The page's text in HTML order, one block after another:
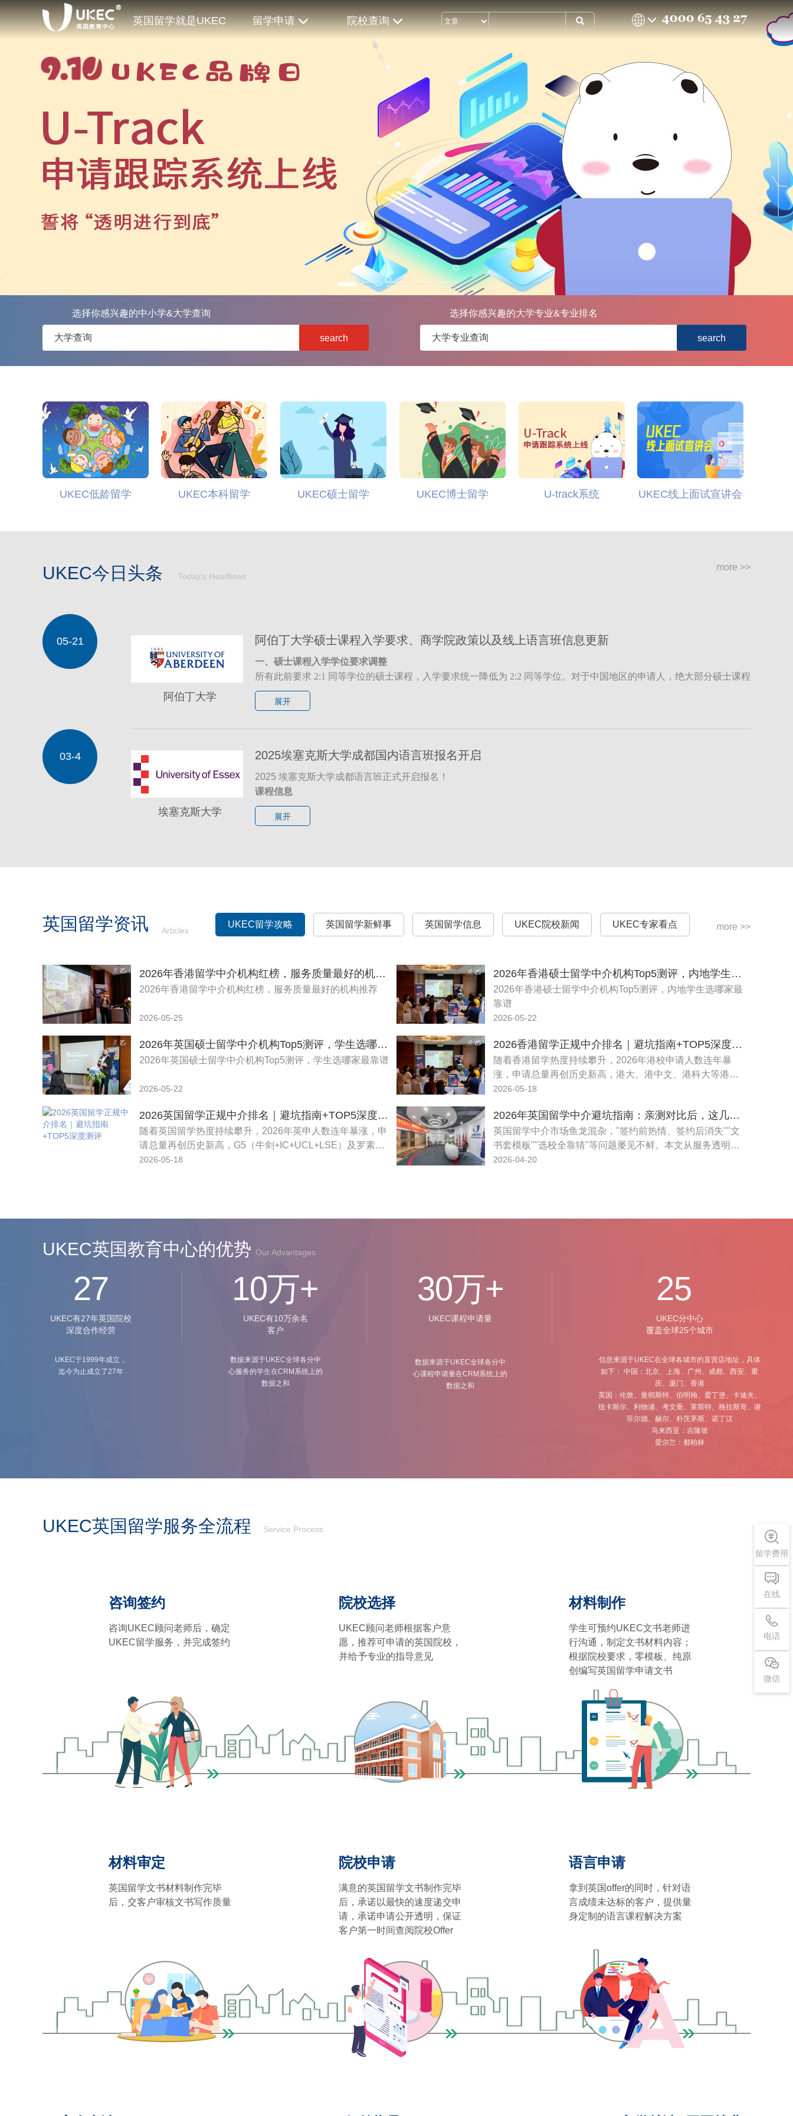
英国留学就是UKEC 留学申请 院校查询
留学费用
在线
电话
微信
选择你感兴趣的中小学&大学查询
search
选择你感兴趣的大学专业&专业排名
search
UKEC低龄留学 UKEC本科留学 UKEC硕士留学 UKEC博士留学 U-track系统 UKEC线上面试宣讲会
UKEC今日头条 Today's Headlines
more >>
05-21
阿伯丁大学
阿伯丁大学硕士课程入学要求、商学院政策以及线上语言班信息更新
一、硕士课程入学学位要求调整
所有此前要求 2:1 同等学位的硕士课程，入学要求统一降低为 2:2 同等学位。对于中国地区的申请人，绝大部分硕士课程
将考虑接受成绩达到 65% 的申请，但学校保留根据具体情况进行个别评估和调整的权利。
二、过往被拒申请将重新审核
录取，烦请通过UKEC的顾问老师告知学校录取部门，学校将优先处理此类申请。
通用要求：所有商学院硕士课程的最低学术入学要求调整为英国荣誉本科学位，或院校认定的具有同等价值的非英国院
校学位（暨三等学位，中国地区三等学位的要求为 65%），不再强制要求达到 2:2 同等学位。
特殊课程：
四、25-26 学年高额无门槛奖学金
线上班 05 周：2025 年 06 月 13 日
线下班 10 周：2025 年 05 月 23 日
线上班 10 周：2025 年 06 月 09 日 - 2025 年 8 月 15 日
线上班 05 周：2025 年 07 月 14 日 - 2025 年 8 月 15 日
线下班 10 周：2025 年 06 月 23 日 - 2025 年 8 月 29 日
线下班 05 周：2025 年 07 月 28 日 - 2025 年 8 月 29 日
展开
03-4
埃塞克斯大学
2025埃塞克斯大学成都国内语言班报名开启
2025 埃塞克斯大学成都语言班正式开启报名！
课程信息
- 授课方式：线下授课
- 授课地点：
开课时间：2025年5月27日- 8月1日
5周班
上课时间：2025年6月30日- 8月1日
课程费用：21300RMB（仅课程费用）
报名截止日期 ： 2025年6 月 12日
认可语言考试类型（2年内有效期）：
- 托福 IBT( TOEFL iBT Special Home Edition and My Best Scores)
- Trinity ISE
- PTE (Pearson Test of English Academic) for UKVI
展开
英国留学资讯 Articles
UKEC留学攻略 英国留学新鲜事 英国留学信息 UKEC院校新闻 UKEC专家看点 more >>
2026年香港留学中介机构红榜，服务质量最好的机构推荐
2026年香港留学中介机构红榜，服务质量最好的机构推荐
2026-05-25
2026年香港硕士留学中介机构Top5测评，内地学生选哪家最靠谱
2026年香港硕士留学中介机构Top5测评，内地学生选哪家最
靠谱
2026-05-22
2026年英国硕士留学中介机构Top5测评，学生选哪家最靠谱
2026年英国硕士留学中介机构Top5测评，学生选哪家最靠谱
2026-05-22
2026香港留学正规中介排名｜避坑指南+TOP5深度测评
随着香港留学热度持续攀升，2026年港校申请人数连年暴
涨，申请总量再创历史新高，港大、港中文、港科大等港前
三名校热门专业录取率逐年走低，内卷程度大幅加剧。很多
迫切需要靠谱留学中介助力，但市面上机构鱼龙混杂、套路
满天飞，隐形收费、文书模板化、中途甩单等问题层出不
穷。
2026-05-18
2026英国留学正规中介排名｜避坑指南+TOP5深度测评
随着英国留学热度持续攀升，2026年英申人数连年暴涨，申
请总量再创历史新高，G5（牛剑+IC+UCL+LSE）及罗素集
团名校热门专业录取率逐年走低，内卷程度大幅加剧。很多
2026-05-18
2026年英国留学中介避坑指南：亲测对比后，这几家机构值得信赖
英国留学中介市场鱼龙混杂，"签约前热情、签约后消失""文
书套模板""选校全靠猜"等问题屡见不鲜。本文从服务透明
度、院校合作资质、文书质量、费用合理性四大维度出发，
2026-04-20
UKEC英国教育中心的优势 Our Advantages
27
UKEC有27年英国院校
深度合作经营
UKEC于1999年成立，
迄今为止成立了27年
10万+
UKEC有10万余名
客户
数据来源于UKEC全球各分中
心服务的学生在CRM系统上的
数据之和
30万+
UKEC课程申请量
数据来源于UKEC全球各分中
心课程申请量在CRM系统上的
数据之和
25
UKEC分中心
覆盖全球25个城市
信息来源于UKEC在全球各城市的直营店地址，具体
如下： 中国：北京、上海、⼴州、成都、西安、重
庆、厦⻔、香港
英国：伦敦、曼彻斯特、伯明翰、爱丁堡、卡迪夫、
纽卡斯尔、利物浦、考⽂垂、莱斯特、格拉斯哥、谢
菲尔德、赫尔、朴茨茅斯、诺丁汉
⻢来西亚：吉隆坡
爱尔兰：都柏林
UKEC英国留学服务全流程 Service Process
咨询签约
咨询UKEC顾问老师后，确定
UKEC留学服务，并完成签约
院校选择
UKEC顾问老师根据客户意
愿，推荐可申请的英国院校，
并给予专业的指导意见
材料制作
学生可预约UKEC文书老师进
行沟通，制定文书材料内容；
根据院校要求，零模板、纯原
创编写英国留学申请文书
材料审定
英国留学文书材料制作完毕
后，交客户审核文书写作质量
院校申请
满意的英国留学文书制作完毕
后，承诺以最快的速度递交申
请，承诺申请公开透明，保证
客户第一时间查阅院校Offer
语言申请
拿到英国offer的同时，针对语
言成绩未达标的客户，提供量
身定制的语言课程解决方案